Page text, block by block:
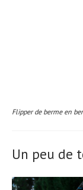
Flipper de berme en
Un peu de